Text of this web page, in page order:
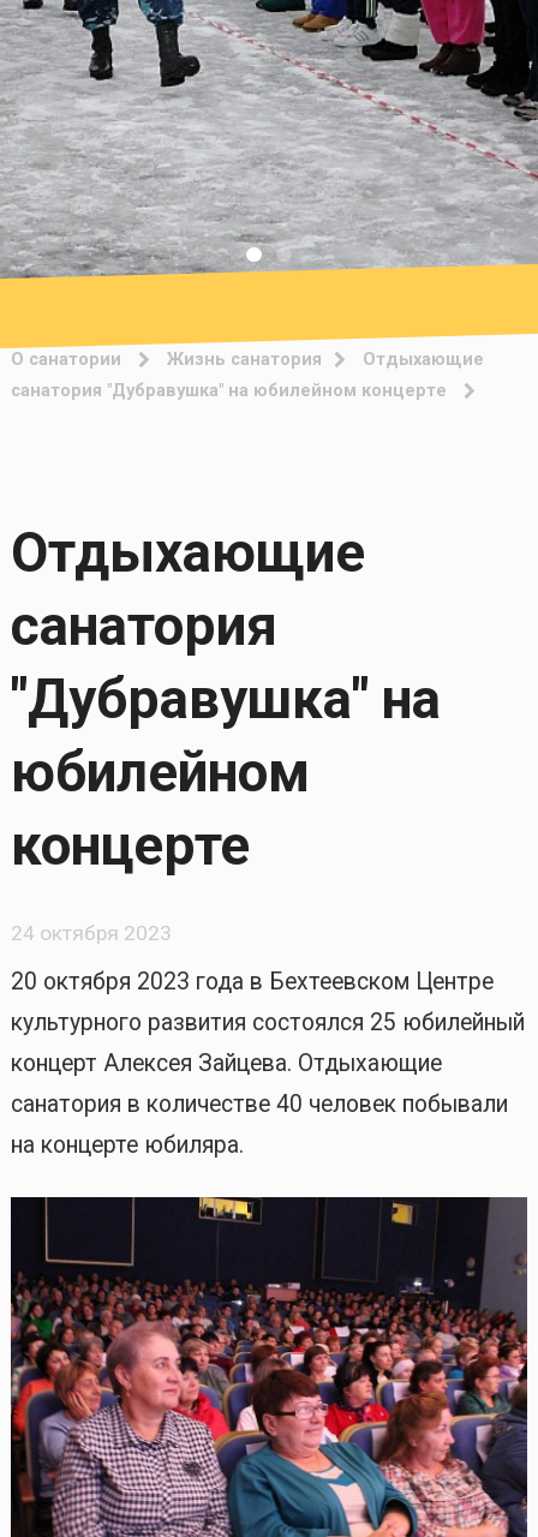
О санатории Жизнь санатория
Отдыхающие
санатория "Дубравушка" на юбилейном концерте
Отдыхающие
санатория
"Дубравушка" на
юбилейном
концерте
24 октября 2023
20 октября 2023 года в Бехтеевском Центре
культурного развития состоялся 25 юбилейный
концерт Алексея Зайцева. Отдыхающие
санатория в количестве 40 человек побывали
на концерте юбиляра.